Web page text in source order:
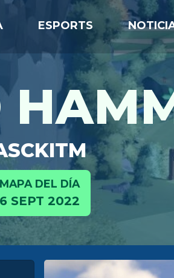
ESPORTS
MAPA DEL DÍA
6 SEPT 2022